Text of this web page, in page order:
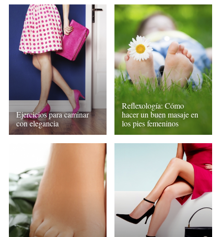
Ejercicios para caminar
con elegancia
Reflexología: Cómo
hacer un buen masaje en
los pies femeninos